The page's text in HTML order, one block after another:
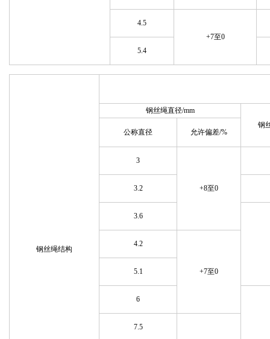
4.5
+7至0
5.4
钢丝绳结构
钢丝绳直径/mm
钢
公称直径
允许偏差/%
3
+8至0
3.2
3.6
4.2
+7至0
5.1
6
7.5